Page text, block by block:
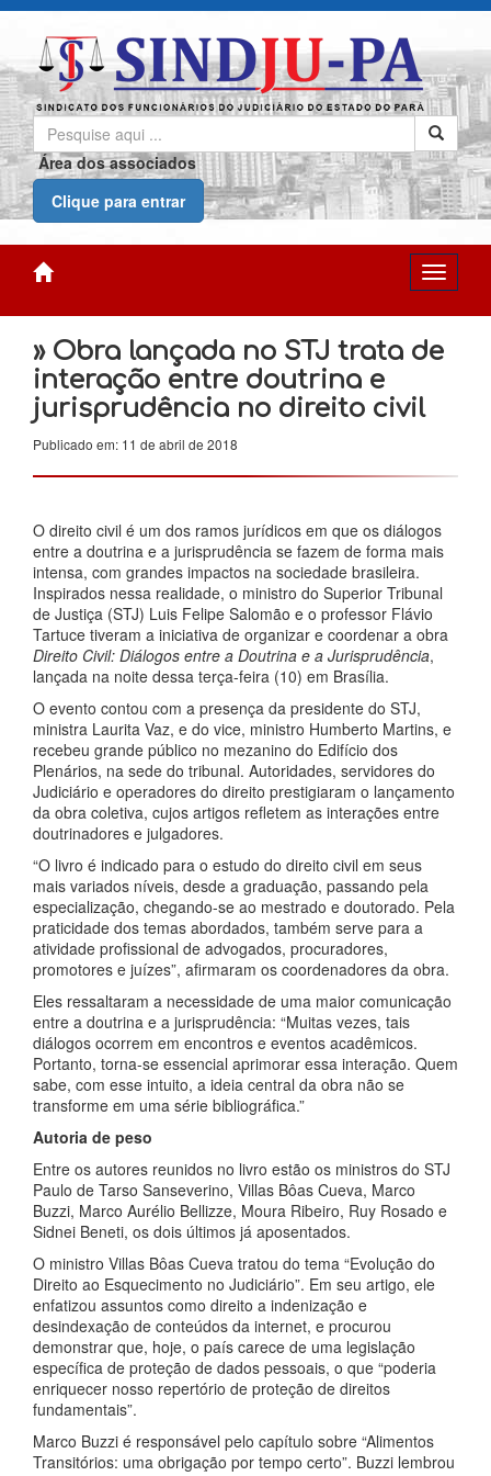
Área dos associados
Clique para entrar
» Obra lançada no STJ trata de
interação entre doutrina e
jurisprudência no direito civil
Publicado em: 11 de abril de 2018
O direito civil é um dos ramos jurídicos em que os diálogos
entre a doutrina e a jurisprudência se fazem de forma mais
intensa, com grandes impactos na sociedade brasileira.
Inspirados nessa realidade, o ministro do Superior Tribunal
de Justiça (STJ) Luis Felipe Salomão e o professor Flávio
Tartuce tiveram a iniciativa de organizar e coordenar a obra
Direito Civil: Diálogos entre a Doutrina e a Jurisprudência,
lançada na noite dessa terça-feira (10) em Brasília.
O evento contou com a presença da presidente do STJ,
ministra Laurita Vaz, e do vice, ministro Humberto Martins, e
recebeu grande público no mezanino do Edifício dos
Plenários, na sede do tribunal. Autoridades, servidores do
Judiciário e operadores do direito prestigiaram o lançamento
da obra coletiva, cujos artigos refletem as interações entre
doutrinadores e julgadores.
“O livro é indicado para o estudo do direito civil em seus
mais variados níveis, desde a graduação, passando pela
especialização, chegando-se ao mestrado e doutorado. Pela
praticidade dos temas abordados, também serve para a
atividade profissional de advogados, procuradores,
promotores e juízes”, afirmaram os coordenadores da obra.
Eles ressaltaram a necessidade de uma maior comunicação
entre a doutrina e a jurisprudência: “Muitas vezes, tais
diálogos ocorrem em encontros e eventos acadêmicos.
Portanto, torna-se essencial aprimorar essa interação. Quem
sabe, com esse intuito, a ideia central da obra não se
transforme em uma série bibliográfica.”
Autoria de peso
Entre os autores reunidos no livro estão os ministros do STJ
Paulo de Tarso Sanseverino, Villas Bôas Cueva, Marco
Buzzi, Marco Aurélio Bellizze, Moura Ribeiro, Ruy Rosado e
Sidnei Beneti, os dois últimos já aposentados.
O ministro Villas Bôas Cueva tratou do tema “Evolução do
Direito ao Esquecimento no Judiciário”. Em seu artigo, ele
enfatizou assuntos como direito a indenização e
desindexação de conteúdos da internet, e procurou
demonstrar que, hoje, o país carece de uma legislação
específica de proteção de dados pessoais, o que “poderia
enriquecer nosso repertório de proteção de direitos
fundamentais”.
Marco Buzzi é responsável pelo capítulo sobre “Alimentos
Transitórios: uma obrigação por tempo certo”. Buzzi lembrou